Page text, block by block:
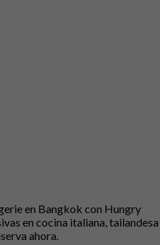
en Bangkok con Hungry
en cocina italiana, tailandesa
ahora.